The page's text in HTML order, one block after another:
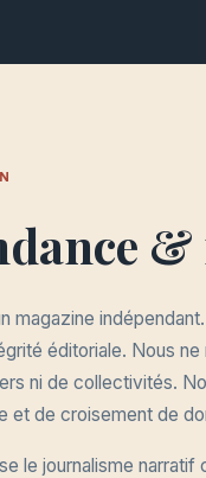
magazine
éditoriale. Nous
ni de collectivités.
et de croisement de
le journalisme